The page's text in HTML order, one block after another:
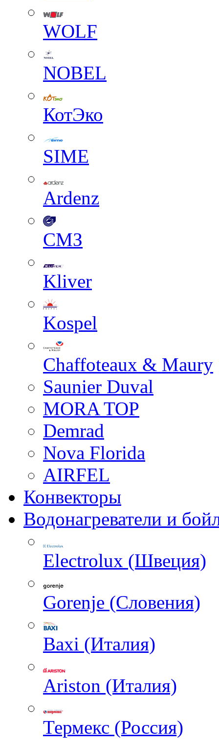
WOLF
NOBEL
КотЭко
SIME
Ardenz
СМЗ
Kliver
Kospel
Chaffoteaux & Maury
Saunier Duval
MORA TOP
Demrad
Nova Florida
AIRFEL
Конвекторы
Водонагреватели и
Electrolux (Швеция)
Gorenje (Словения)
Baxi (Италия)
Ariston (Италия)
Термекс (Россия)